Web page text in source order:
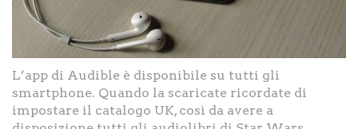
L’app di Audible è disponibile su tutti gli
smartphone. Quando la scaricate ricordate di
impostare il catalogo UK, così da avere a